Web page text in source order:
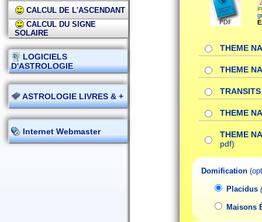
CALCUL DE L'ASCENDANT
CALCUL DU SIGNE
SOLAIRE
LOGICIELS
D'ASTROLOGIE
ASTROLOGIE LIVRES & +
Internet Webmaster
THEME
THEME
THEME
THEME
pdf)
Domification
Placidus
Maisons